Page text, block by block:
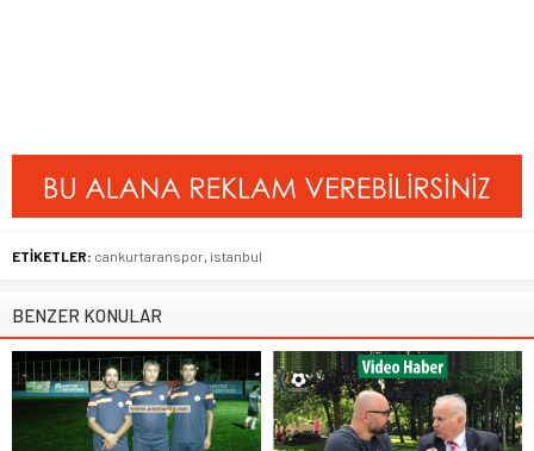
ETİKETLER: cankurtaranspor, istanbul
BENZER KONULAR